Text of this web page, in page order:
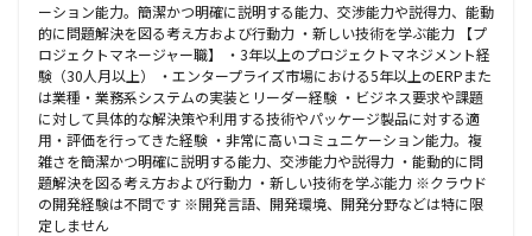
ーション能力。簡潔かつ明確に説明する能力、交渉能力や説得力、能動
的に問題解決を図る考え方および行動力 ・新しい技術を学ぶ能力 【プ
ロジェクトマネージャー職】 ・3年以上のプロジェクトマネジメント経
験（30人月以上） ・エンタープライズ市場における5年以上のERPまた
は業種・業務系システムの実装とリーダー経験 ・ビジネス要求や課題
に対して具体的な解決策や利用する技術やパッケージ製品に対する適
用・評価を行ってきた経験 ・非常に高いコミュニケーション能力。複
雑さを簡潔かつ明確に説明する能力、交渉能力や説得力 ・能動的に問
題解決を図る考え方および行動力 ・新しい技術を学ぶ能力 ※クラウド
の開発経験は不問です ※開発言語、開発環境、開発分野などは特に限
定しません